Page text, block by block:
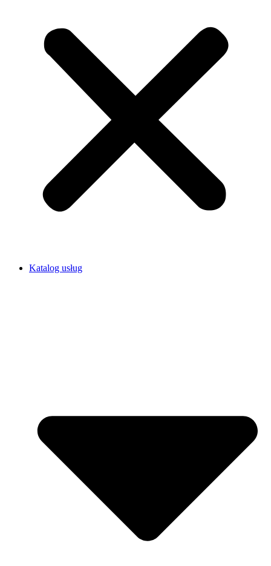
Katalog usług